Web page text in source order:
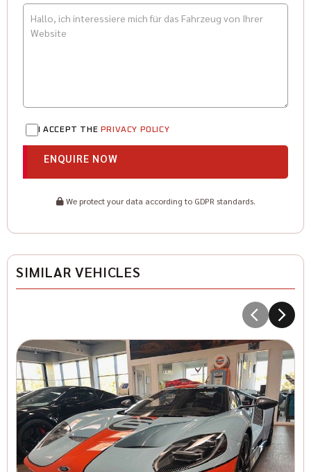
I ACCEPT THE PRIVACY POLICY
ENQUIRE NOW
We protect your data according to GDPR standards.
SIMILAR VEHICLES